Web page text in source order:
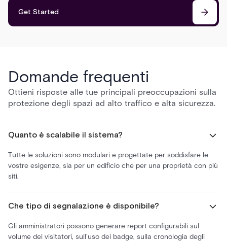
Get Started
Domande frequenti
Ottieni risposte alle tue principali preoccupazioni sulla
protezione degli spazi ad alto traffico e alta sicurezza.
Quanto è scalabile il sistema?
Tutte le soluzioni sono modulari e progettate per soddisfare le
vostre esigenze, sia per un edificio che per una proprietà con più
siti.
Che tipo di segnalazione è disponibile?
Gli amministratori possono generare report configurabili sul
volume dei visitatori, sull'uso dei badge, sulla cronologia degli